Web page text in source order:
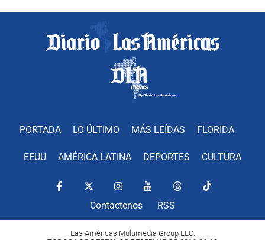
PORTADA LO ÚLTIMO MÁS LEÍDAS FLORIDA
EEUU AMÉRICA LATINA DEPORTES CULTURA
Contactenos RSS
Las Américas Multimedia Group LLC.